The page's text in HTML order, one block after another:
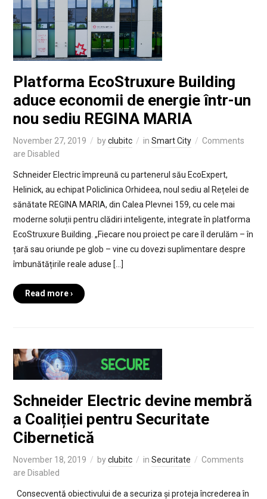
Platforma EcoStruxure Building
aduce economii de energie într-un
nou sediu REGINA MARIA
November 27, 2019 byclubitc in Smart City
Comments
are Disabled
Schneider Electric împreună cu partenerul său EcoExpert,
Helinick, au echipat Policlinica Orhideea, noul sediu al Rețelei de
sănătate REGINA MARIA, din Calea Plevnei 159, cu cele mai
moderne soluții pentru clădiri inteligente, integrate în platforma
EcoStruxure Building. „Fiecare nou proiect pe care îl derulăm – în
țară sau oriunde pe glob – vine cu dovezi suplimentare despre
îmbunătățirile reale aduse […]
Read more ›
Schneider Electric devine membră
a Coaliției pentru Securitate
Cibernetică
November 18, 2019 byclubitc in Securitate
Comments
are Disabled
Consecventă obiectivului de a securiza și proteja încrederea în